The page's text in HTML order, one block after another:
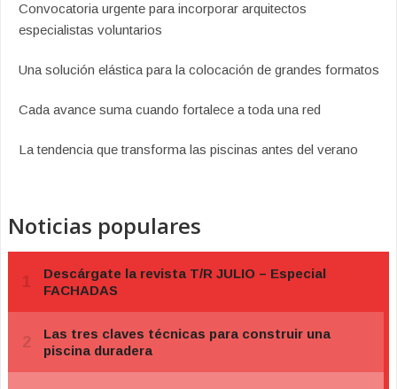
Convocatoria urgente para incorporar arquitectos
especialistas voluntarios
Una solución elástica para la colocación de grandes formatos
Cada avance suma cuando fortalece a toda una red
La tendencia que transforma las piscinas antes del verano
Noticias populares